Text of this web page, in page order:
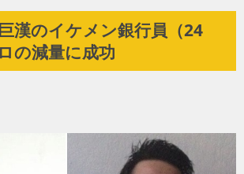
ホーム
エンターテイメント
漢のイケメン銀行員（24
の減量に成功